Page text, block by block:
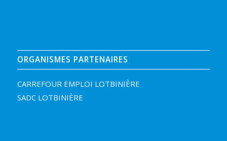
ORGANISMES PARTENAIRES
CARREFOUR EMPLOI LOTBINIÈRE
SADC LOTBINIÈRE